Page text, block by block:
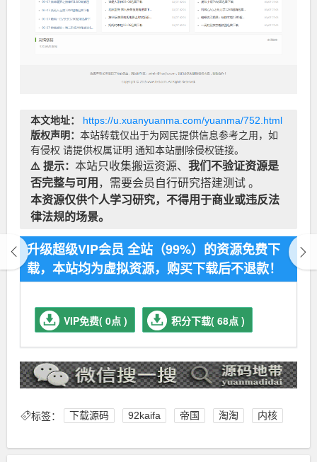
本文地址：
https://u.xuanyuanma.com/yuanma/752.html
版权声明： 本站转载仅出于为网民提供信息参考之用，如
有侵权 请提供权属证明 通知本站删除侵权链接。
⚠️ 提示： 本站只收集搬运资源、 我们不验证资源是
否完整与可用 ，需要会员自行研究搭建测试 。
本资源仅供个人学习研究，不得用于商业或违反法
律法规的场景。
升级超级VIP会员 全站（99%）的资源免费下
载，本站均为虚拟资源，购买下载后不退款！
VIP免费( 0点 ) 积分下载( 68点 )
标签： 下载源码 92kaifa 帝国 淘淘 内核